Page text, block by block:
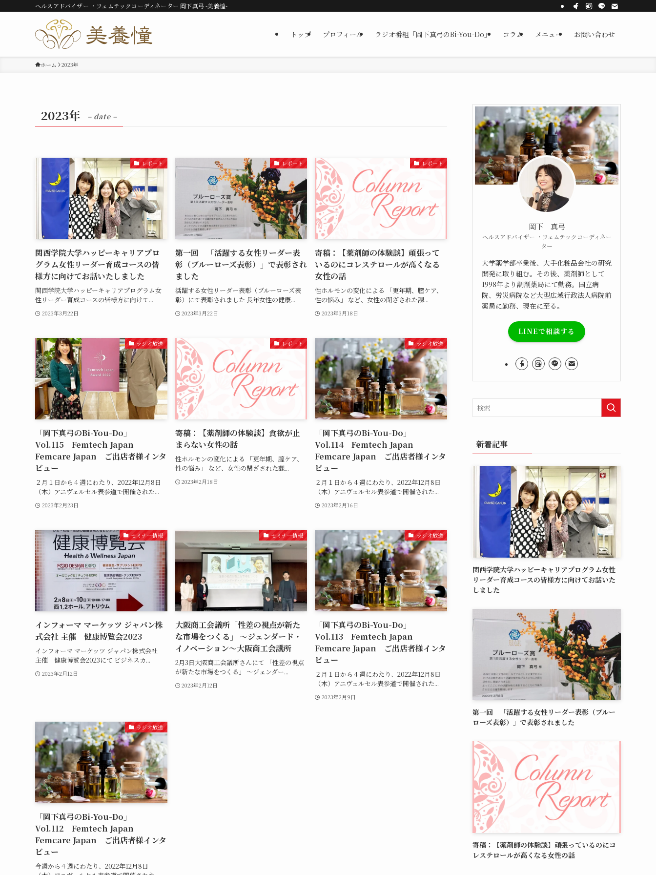
ヘルスアドバイザー ・フェムテックコーディネーター 岡下真弓 -美養憧-
トップ プロフィール ラジオ番組「岡下真弓のBi-You-Do」 コラム メニュー お問い合わせ
ホーム 2023年
2023年 – date –
レポート
関西学院大学ハッピーキャリアプロ
グラム女性リーダー育成コースの皆
様方に向けてお話いたしました
関西学院大学ハッピーキャリアプログラム女
性リーダー育成コースの皆様方に向けて...
2023年3月22日
レポート
第一回 「活躍する女性リーダー表
彰（ブルーローズ表彰）」で表彰され
ました
活躍する女性リーダー表彰（ブルーローズ表
彰）にて表彰されました 長年女性の健康...
2023年3月22日
レポート
寄稿：【薬剤師の体験談】頑張って
いるのにコレステロールが高くなる
女性の話
性ホルモンの変化による 「更年期、膣ケア、
性の悩み」 など、女性の閉ざされた課...
2023年3月18日
ラジオ放送
「岡下真弓のBi-You-Do」
Vol.115 Femtech Japan
Femcare Japan ご出店者様インタ
ビュー
２月１日から４週にわたり、2022年12月8日
（木）アニヴェルセル表参道で開催された...
2023年2月23日
レポート
寄稿：【薬剤師の体験談】食欲が止
まらない女性の話
性ホルモンの変化による 「更年期、膣ケア、
性の悩み」 など、女性の閉ざされた課...
2023年2月18日
ラジオ放送
「岡下真弓のBi-You-Do」
Vol.114 Femtech Japan
Femcare Japan ご出店者様インタ
ビュー
２月１日から４週にわたり、2022年12月8日
（木）アニヴェルセル表参道で開催された...
2023年2月16日
セミナー情報
インフォーマ マーケッツ ジャパン株
式会社 主催 健康博覧会2023
インフォーマ マーケッツ ジャパン株式会社
主催 健康博覧会2023にて ビジネスカ...
2023年2月12日
セミナー情報
大阪商工会議所「性差の視点が新た
な市場をつくる」 〜ジェンダード・
イノベーション〜大阪商工会議所
2月3日大阪商工会議所さんにて 「性差の視点
が新たな市場をつくる」 〜ジェンダー...
2023年2月12日
ラジオ放送
「岡下真弓のBi-You-Do」
Vol.113 Femtech Japan
Femcare Japan ご出店者様インタ
ビュー
２月１日から４週にわたり、2022年12月8日
（木）アニヴェルセル表参道で開催された...
2023年2月9日
ラジオ放送
「岡下真弓のBi-You-Do」
Vol.112 Femtech Japan
Femcare Japan ご出店者様インタ
ビュー
今週から４週にわたり、2022年12月8日
岡下 真弓
ヘルスアドバイザー ・フェムテックコーディネー
ター
大学薬学部卒業後、大手化粧品会社の研究
開発に取り組む。その後、薬剤師として
1998年より調剤薬局にて勤務。国立病
院、労災病院など大型広域行政法人病院前
薬局に勤務、現在に至る。
LINEで相談する
新着記事
関西学院大学ハッピーキャリアプログラム女性
リーダー育成コースの皆様方に向けてお話いた
しました
第一回 「活躍する女性リーダー表彰（ブルー
ローズ表彰）」で表彰されました
寄稿：【薬剤師の体験談】頑張っているのにコ
レステロールが高くなる女性の話